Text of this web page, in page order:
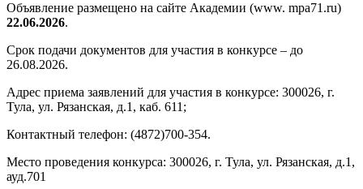
Объявление размещено на сайте Академии (www. mpa71.ru)
22.06.2026.
Срок подачи документов для участия в конкурсе – до
26.08.2026.
Адрес приема заявлений для участия в конкурсе: 300026, г.
Тула, ул. Рязанская, д.1, каб. 611;
Контактный телефон: (4872)700-354.
Место проведения конкурса: 300026, г. Тула, ул. Рязанская, д.1,
ауд.701